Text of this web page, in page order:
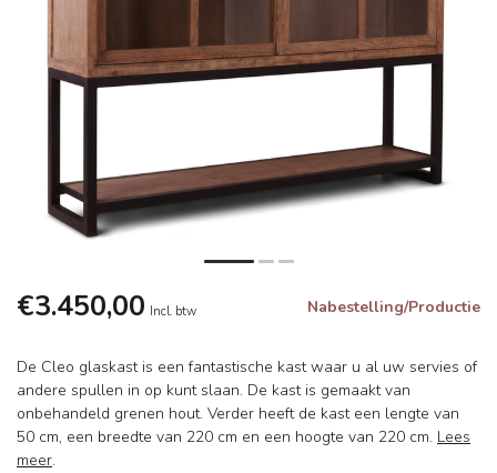
€3.450,00 Incl. btw Nabestelling/Productie
De Cleo glaskast is een fantastische kast waar u al uw servies of
andere spullen in op kunt slaan. De kast is gemaakt van
onbehandeld grenen hout. Verder heeft de kast een lengte van
50 cm, een breedte van 220 cm en een hoogte van 220 cm. Lees
meer.